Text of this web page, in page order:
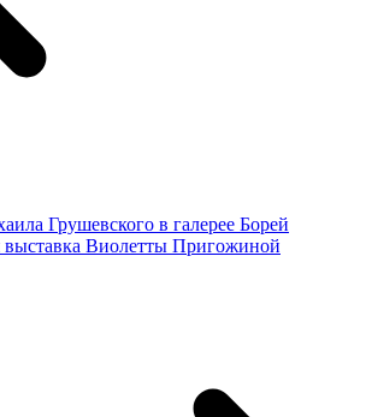
Грушевского в галерее Борей
выставка Виолетты Пригожиной